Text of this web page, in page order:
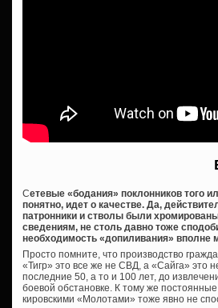
Сетевые «бодания» поклонников того
понятно, идет о качестве. Да,
патронники и стволы были
сведениям, не столь давно тоже
необходимость «допиливания» вполне
Просто помните, что производство
«Тигр» это все же не СВД, а «Сайга» это
последние 50, а то и 100 лет, до
боевой обстановке. К тому же
кировскими «Молотами» тоже явно не